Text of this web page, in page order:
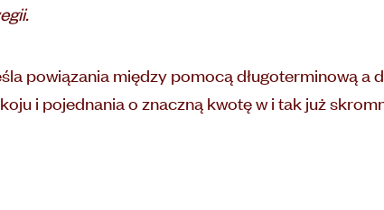
powiązania między pomocą długoterminową a
i pojednania o znaczną kwotę w i tak już